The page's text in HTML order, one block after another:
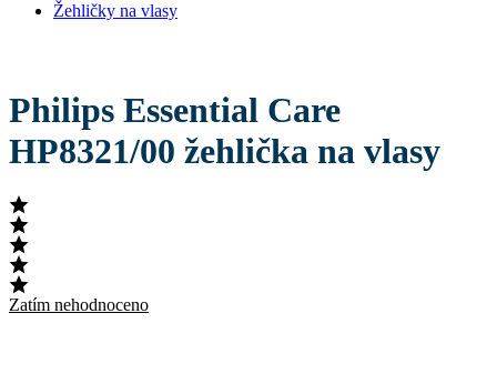
Žehličky na vlasy
Philips Essential Care
HP8321/00 žehlička na vlasy
Zatím nehodnoceno